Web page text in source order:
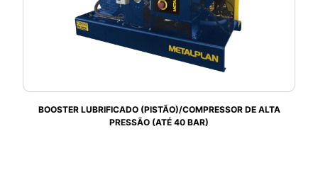
BOOSTER LUBRIFICADO (PISTÃO)/COMPRESSOR DE ALTA
PRESSÃO (ATÉ 40 BAR)